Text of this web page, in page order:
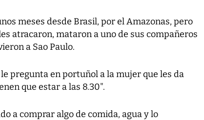
meses desde Brasil, por el Amazonas, pero
atracaron, mataron a uno de sus compañeros
a Sao Paulo.
le pregunta en portuñol a la mujer que les da
que estar a las 8.30".
a comprar algo de comida, agua y lo